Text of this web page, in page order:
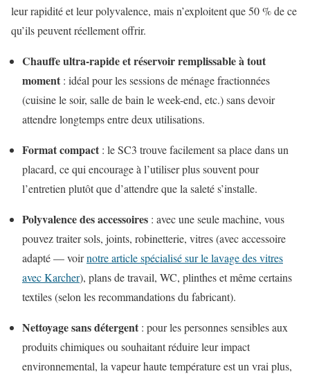
leur rapidité et leur polyvalence, mais n’exploitent que 50 % de ce
qu’ils peuvent réellement offrir.
Chauffe ultra-rapide et réservoir remplissable à tout
moment : idéal pour les sessions de ménage fractionnées
(cuisine le soir, salle de bain le week-end, etc.) sans devoir
attendre longtemps entre deux utilisations.
Format compact : le SC3 trouve facilement sa place dans un
placard, ce qui encourage à l’utiliser plus souvent pour
l’entretien plutôt que d’attendre que la saleté s’installe.
Polyvalence des accessoires : avec une seule machine, vous
pouvez traiter sols, joints, robinetterie, vitres (avec accessoire
adapté — voirnotre article spécialisé sur le lavage des vitres
avec Karcher), plans de travail, WC, plinthes et même certains
textiles (selon les recommandations du fabricant).
Nettoyage sans détergent : pour les personnes sensibles aux
produits chimiques ou souhaitant réduire leur impact
environnemental, la vapeur haute température est un vrai plus,